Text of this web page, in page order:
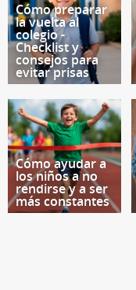
Cómo preparar
la vuelta al
colegio -
Checklist y
consejos para
evitar prisas
Cómo ayudar a
los niños a no
rendirse y a ser
más constantes